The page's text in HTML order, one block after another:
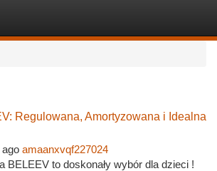
Regulowana, Amortyzowana i Idealna
amaanxvqf227024
BELEEV to doskonały wybór dla dzieci !